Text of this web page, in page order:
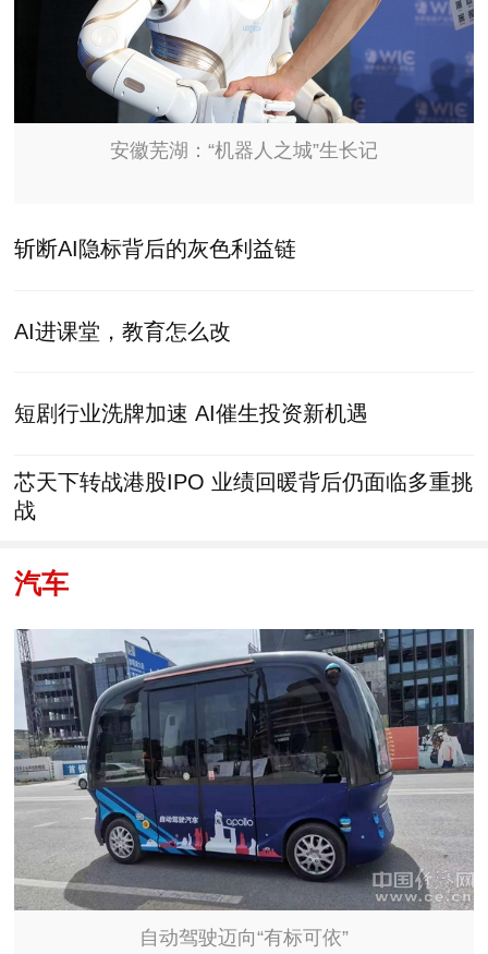
安徽芜湖：“机器人之城”生长记
斩断AI隐标背后的灰色利益链
AI进课堂，教育怎么改
短剧行业洗牌加速 AI催生投资新机遇
芯天下转战港股IPO 业绩回暖背后仍面临多重挑
战
汽车
自动驾驶迈向“有标可依”